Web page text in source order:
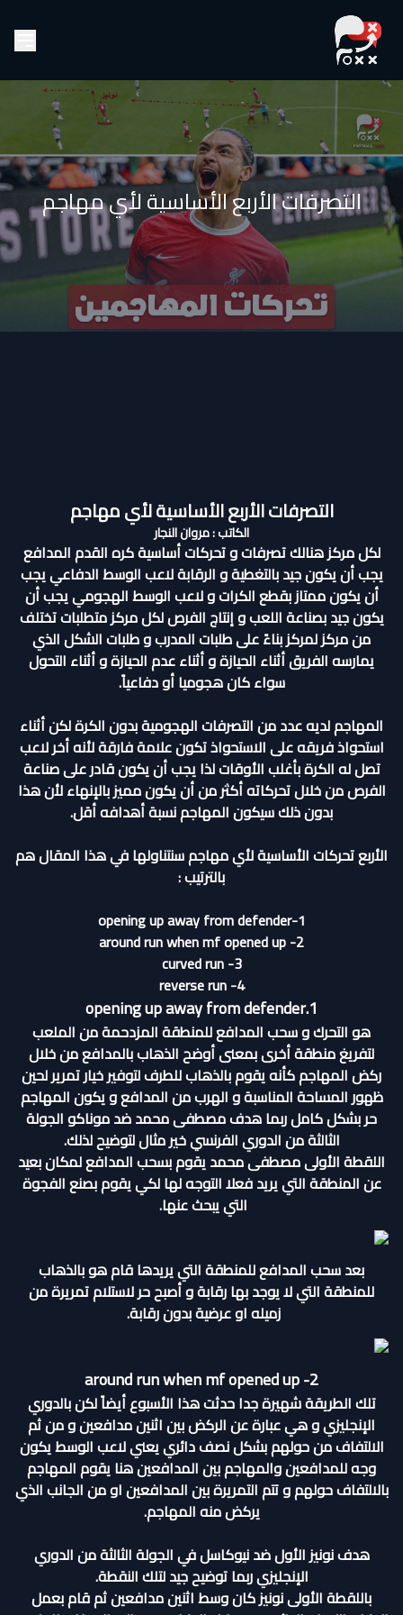
التصرفات الأربع الأساسية لأي مهاجم
التصرفات الأربع الأساسية لأي مهاجم
الكاتب : مروان النجار
لكل مركز هنالك تصرفات و تحركات أساسية كره القدم المدافع
يجب أن يكون جيد بالتغطية و الرقابة لاعب الوسط الدفاعي يجب
أن يكون ممتاز بقطع الكرات و لاعب الوسط الهجومي يجب أن
يكون جيد بصناعة اللعب و إنتاج الفرص لكل مركز متطلبات تختلف
من مركز لمركز بناءً على طلبات المدرب و طلبات الشكل الذي
يمارسه الفريق أثناء الحيازة و أثناء عدم الحيازة و أثناء التحول
سواء كان هجوميا أو دفاعياً.
المهاجم لديه عدد من التصرفات الهجومية بدون الكرة لكن أثناء
استحواذ فريقه على الاستحواذ تكون علامة فارقة لأنه أخر لاعب
تصل له الكرة بأغلب الأوقات لذا يجب أن يكون قادر على صناعة
الفرص من خلال تحركاته أكثر من أن يكون مميز بالإنهاء لأن هذا
بدون ذلك سيكون المهاجم نسبة أهدافه أقل.
الأربع تحركات الأساسية لأي مهاجم سنتناولها في هذا المقال هم
بالترتيب :
1-opening up away from defender
around run when mf opened up -2
curved run -3
reverse run -4
1.opening up away from defender
هو التحرك و سحب المدافع للمنطقة المزدحمة من الملعب
لتفريغ منطقة أخرى بمعنى أوضح الذهاب بالمدافع من خلال
ركض المهاجم كأنه يقوم بالذهاب للطرف لتوفير خيار تمرير لحين
ظهور المساحة المناسبة و الهرب من المدافع و يكون المهاجم
حر بشكل كامل ربما هدف مصطفى محمد ضد موناكو الجولة
الثالثة من الدوري الفرنسي خير مثال لتوضيح لذلك.
اللقطة الأولى مصطفى محمد يقوم بسحب المدافع لمكان بعيد
عن المنطقة التي يريد فعلا التوجه لها لكي يقوم بصنع الفجوة
التي يبحث عنها.
بعد سحب المدافع للمنطقة التي يريدها قام هو بالذهاب
للمنطقة التي لا يوجد بها رقابة و أصبح حر لاستلام تمريرة من
زميله او عرضية بدون رقابة.
around run when mf opened up -2
تلك الطريقة شهيرة جدا حدثت هذا الأسبوع أيضاً لكن بالدوري
الإنجليزي و هي عبارة عن الركض بين اثنين مدافعين و من ثم
الالتفاف من حولهم بشكل نصف دائري يعني لاعب الوسط يكون
وجه للمدافعين والمهاجم بين المدافعين هنا يقوم المهاجم
بالالتفاف حولهم و تتم التمريرة بين المدافعين او من الجانب الذي
يركض منه المهاجم.
هدف نونيز الأول ضد نيوكاسل في الجولة الثالثة من الدوري
الإنجليزي ربما توضيح جيد لتلك النقطة.
باللقطة الأولى نونيز كان وسط اثنين مدافعين ثم قام بعمل